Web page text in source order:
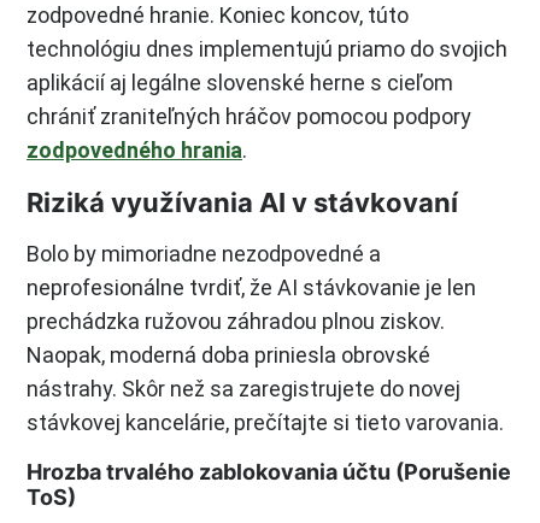
zodpovedné hranie. Koniec koncov, túto
technológiu dnes implementujú priamo do svojich
aplikácií aj legálne slovenské herne s cieľom
chrániť zraniteľných hráčov pomocou podpory
zodpovedného hrania.
Riziká využívania AI v stávkovaní
Bolo by mimoriadne nezodpovedné a
neprofesionálne tvrdiť, že AI stávkovanie je len
prechádzka ružovou záhradou plnou ziskov.
Naopak, moderná doba priniesla obrovské
nástrahy. Skôr než sa zaregistrujete do novej
stávkovej kancelárie, prečítajte si tieto varovania.
Hrozba trvalého zablokovania účtu (Porušenie
ToS)